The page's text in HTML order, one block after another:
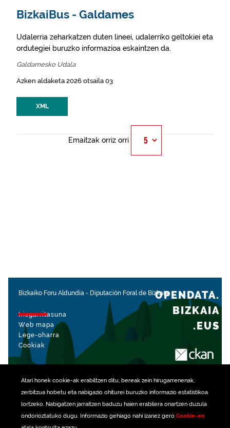
Atari honek cookie-ak erabiltzen ditu, bereak zein hirugarrenenak,
zerbitzua hobetu eta nabigazio ohiturei buruzko informazio estatistikoa
lortzeko. Nabigatzen jarraitzen baduzu haien erabilera onartzen duzula
ondorioztatuko dugu. Informazio gehiago nahi izanez gero Cookie-en
BizkaiBus - Galdames
Udalerria zeharkatzen duten lineei, udalerriko geltokiei eta
ordutegiei buruzko informazioa eskaintzen da.
Galdamesko Udala
Azken aldaketa 2026 otsaila 03
XML
Emaitzak orriz orri
Bizkaiko Foru Aldundia - Diputación Foral de Bizkaia
Irisgarritasuna
Web mapa
Lege-oharra
Cookiak
OPENDATA.
BIZKAIA
.EUS